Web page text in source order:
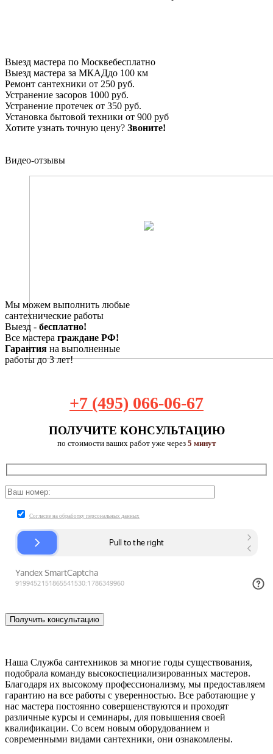
Выезд мастера по Москвебесплатно
Выезд мастера за МКАДдо 100 км
Ремонт сантехники от 250 руб.
Устранение засоров 1000 руб.
Устранение протечек от 350 руб.
Установка бытовой техники от 900 руб
Хотите узнать точную цену? Звоните!
Видео-отзывы
Мы можем выполнить любые
сантехнические работы
Выезд - бесплатно!
Все мастера граждане РФ!
Гарантия на выполненные
работы до 3 лет!
+7 (495) 066-06-67
ПОЛУЧИТЕ КОНСУЛЬТАЦИЮ
по стоимости ваших работ уже через 5 минут
Согласие на обработку персональных данных
Наша Служба сантехников за многие годы существования,
подобрала команду высокоспециализированных мастеров.
Благодаря их высокому профессионализму, мы предоставляем
гарантию на все работы с уверенностью. Все работающие у
нас мастера постоянно совершенствуются и проходят
различные курсы и семинары, для повышения своей
квалификации. Со всем новым оборудованием и
современными видами сантехники, они ознакомлены.